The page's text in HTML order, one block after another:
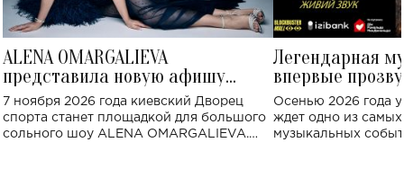
ALENA OMARGALIEVA
представила новую афишу
большого концерта во Дворце
спорта
7 ноября 2026 года киевский Дворец
спорта станет площадкой для большого
сольного шоу ALENA OMARGALIEVA.
Легендарная
впервые
Украине: где
Осенью 2026 года
ждет одно из
музыкальных